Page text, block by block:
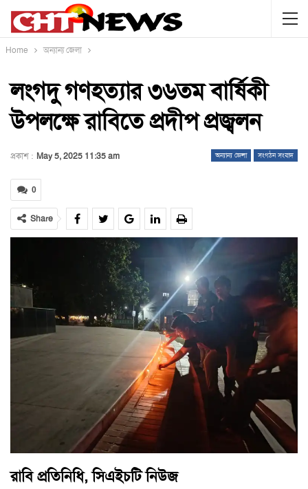
Home অন্যান্য জেলা
লংগদু গণহত্যার ৩৬তম বার্ষিকী
উপলক্ষে রাবিতে প্রদীপ প্রজ্বলন
অন্যান্য জেলা সংগঠন সংবাদ
প্রকাশ : May 5, 2025 11:35 am
0
Share
রাবি প্রতিনিধি, সিএইচটি নিউজ